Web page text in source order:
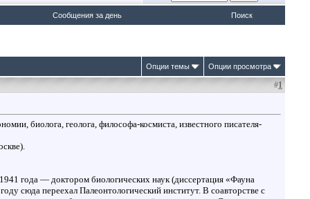
Сообщения за день Поиск
Опции темы Опции просмотра
#1
биолога, геолога, философа-космиста, известного писателя-
года — доктором биологических наук (диссертация «Фауна
сюда переехал Палеонтологический институт. В соавторстве с